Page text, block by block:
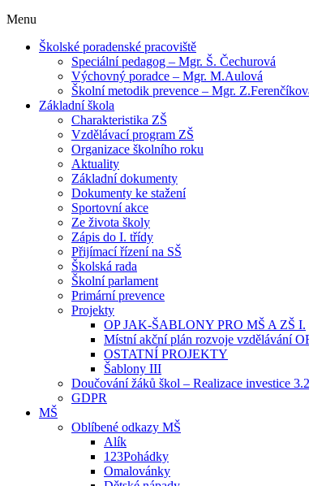
Menu
Školské poradenské pracoviště
Speciální pedagog – Mgr. Š. Čechurová
Výchovný poradce – Mgr. M.Aulová
Školní metodik prevence – Mgr.
Základní škola
Charakteristika ZŠ
Vzdělávací program ZŠ
Organizace školního roku
Aktuality
Základní dokumenty
Dokumenty ke stažení
Sportovní akce
Ze života školy
Zápis do I. třídy
Přijímací řízení na SŠ
Školská rada
Školní parlament
Primární prevence
Projekty
OP JAK-ŠABLONY PRO MŠ A ZŠ I.
Místní akční plán rozvoje vzdělávání
OSTATNÍ PROJEKTY
Šablony III
Doučování žáků škol – Realizace investice
GDPR
MŠ
Oblíbené odkazy MŠ
Alík
123Pohádky
Omalovánky